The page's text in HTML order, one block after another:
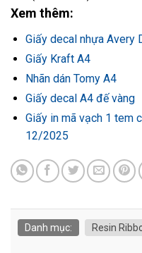
Xem thêm:
Giấy decal nhựa Avery
Giấy Kraft A4
Nhãn dán Tomy A4
Giấy decal A4 đế vàng
Giấy in mã vạch 1 tem
12/2025
Danh mục: Resin